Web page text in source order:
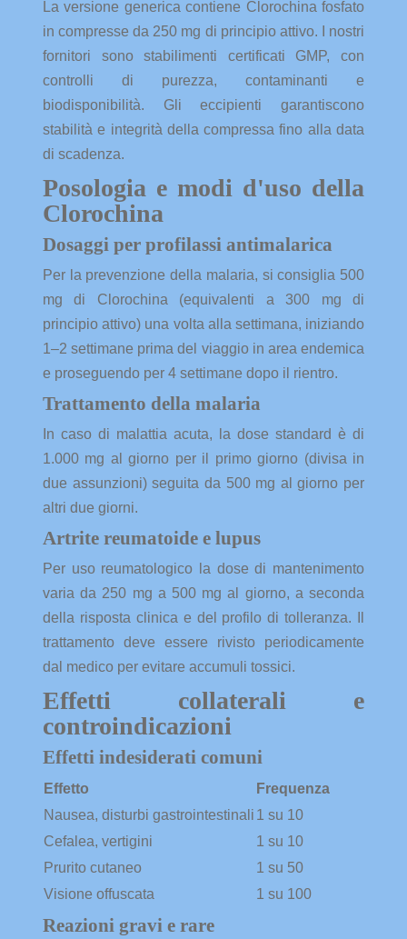
La versione generica contiene Clorochina fosfato
in compresse da 250 mg di principio attivo. I nostri
fornitori sono stabilimenti certificati GMP, con
controlli di purezza, contaminanti e
biodisponibilità. Gli eccipienti garantiscono
stabilità e integrità della compressa fino alla data
di scadenza.
Posologia e modi d'uso della
Clorochina
Dosaggi per profilassi antimalarica
Per la prevenzione della malaria, si consiglia 500
mg di Clorochina (equivalenti a 300 mg di
principio attivo) una volta alla settimana, iniziando
1–2 settimane prima del viaggio in area endemica
e proseguendo per 4 settimane dopo il rientro.
Trattamento della malaria
In caso di malattia acuta, la dose standard è di
1.000 mg al giorno per il primo giorno (divisa in
due assunzioni) seguita da 500 mg al giorno per
altri due giorni.
Artrite reumatoide e lupus
Per uso reumatologico la dose di mantenimento
varia da 250 mg a 500 mg al giorno, a seconda
della risposta clinica e del profilo di tolleranza. Il
trattamento deve essere rivisto periodicamente
dal medico per evitare accumuli tossici.
Effetti collaterali e
controindicazioni
Effetti indesiderati comuni
Effetto
Frequenza
Nausea, disturbi gastrointestinali 1 su 10
Cefalea, vertigini
1 su 10
Prurito cutaneo
1 su 50
Visione offuscata
1 su 100
Reazioni gravi e rare